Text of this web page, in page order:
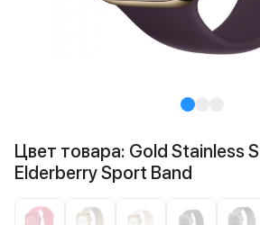
Цвет товара: Gold Stainless
Elderberry Sport Band